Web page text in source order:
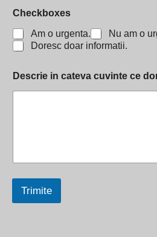
Checkboxes
Am o urgenta.
Nu am o
Doresc doar informatii.
Descrie in cateva cuvinte ce
Trimite